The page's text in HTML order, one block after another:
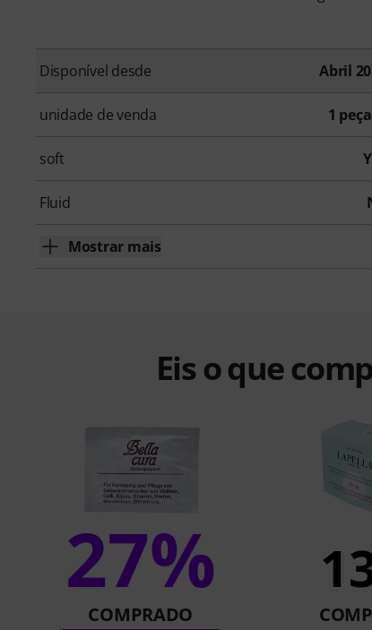
Disponível desde Abril
unidade de venda 1
soft
Fluid
Mostrar mais
Eis o que
27%
COMPRADO